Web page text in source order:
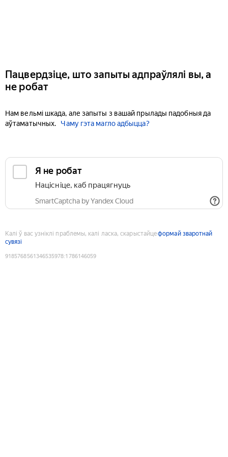
Пацвердзіце, што запыты адпраўлялі вы, а
не робат
Нам вельмі шкада, але запыты з вашай прылады падобныя да
аўтаматычных.
Чаму гэта магло адбыцца?
Я не робат
Націсніце, каб працягнуць
SmartCaptcha by Yandex Cloud
Калі ў вас узніклі праблемы, калі ласка, скарыстайцеформай зваротнай
сувязі
9185768561346535978:1786146059